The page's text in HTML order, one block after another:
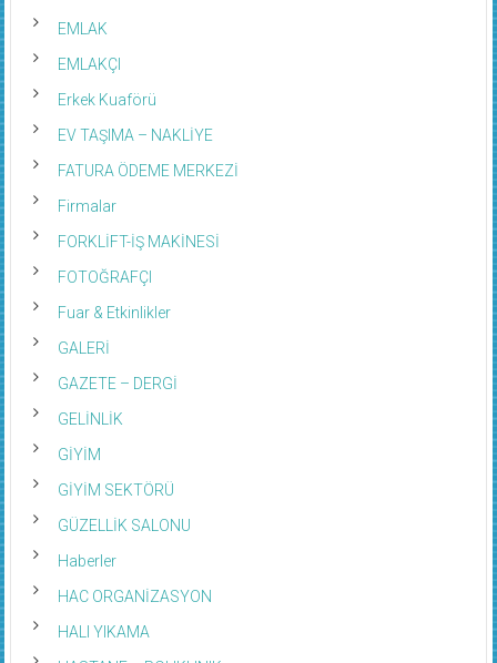
EMLAK
EMLAKÇI
Erkek Kuaförü
EV TAŞIMA – NAKLİYE
FATURA ÖDEME MERKEZİ
Firmalar
FORKLİFT-İŞ MAKİNESİ
FOTOĞRAFÇI
Fuar & Etkinlikler
GALERİ
GAZETE – DERGİ
GELİNLİK
GİYİM
GİYİM SEKTÖRÜ
GÜZELLİK SALONU
Haberler
HAC ORGANİZASYON
HALI YIKAMA